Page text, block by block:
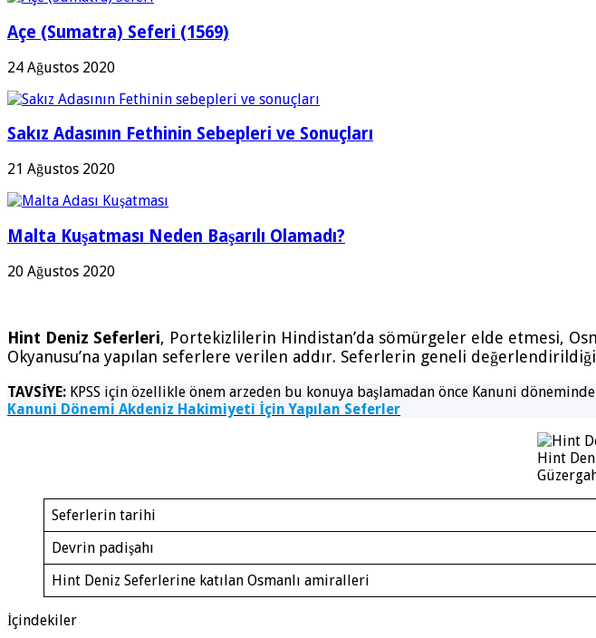
Açe (Sumatra) Seferi (1569)
24 Ağustos 2020
Sakız Adasının Fethinin Sebepleri ve Sonuçları
21 Ağustos 2020
Malta Kuşatması Neden Başarılı Olamadı?
20 Ağustos 2020
Hint Deniz Seferleri, Portekizlilerin Hindistan’da sömürgeler elde etmesi,
Okyanusu’na yapılan seferlere verilen addır. Seferlerin geneli
TAVSİYE: KPSS için özellikle önem arzeden bu konuya başlamadan önce Kanuni
Kanuni Dönemi Akdeniz Hakimiyeti İçin Yapılan Seferler
Hint
Seferlerin tarihi
Devrin padişahı
Hint Deniz Seferlerine katılan Osmanlı amiralleri
İçindekiler